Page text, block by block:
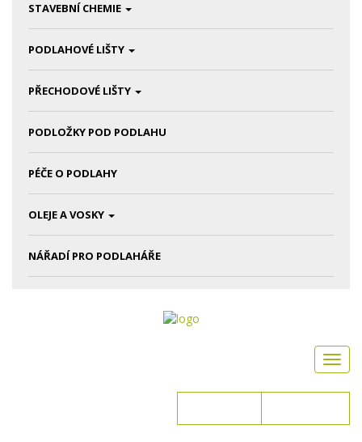
STAVEBNÍ CHEMIE
PODLAHOVÉ LIŠTY
PŘECHODOVÉ LIŠTY
PODLOŽKY POD PODLAHU
PÉČE O PODLAHY
OLEJE A VOSKY
NÁŘADÍ PRO PODLAHÁŘE